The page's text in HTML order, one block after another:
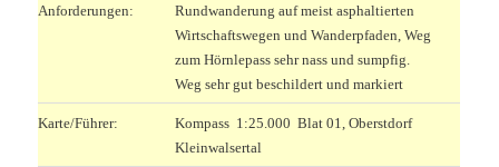
Anforderungen:
Rundwanderung auf meist asphaltierten
Wirtschaftswegen und Wanderpfaden, Weg
zum Hörnlepass sehr nass und sumpfig.
Weg sehr gut beschildert und markiert
Karte/Führer:
Kompass 1:25.000 Blat 01, Oberstdorf
Kleinwalsertal